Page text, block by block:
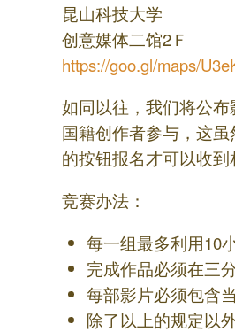
昆山科技大学
创意媒体二馆2Ｆ
https://goo.gl/maps/
如同以往，我们将公
国籍创作者参与，这
的按钮报名才可以收到
竞赛办法：
每一组最多利用10
完成作品必须在三
每部影片必须包含
除了以上的规定以